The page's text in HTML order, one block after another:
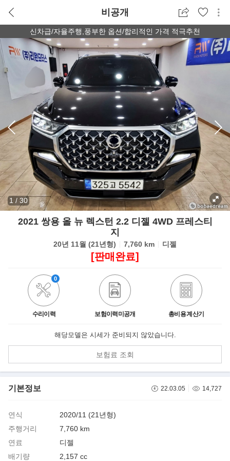
비공개
신차급/자율주행,풍부한 옵션/합리적인 가격 적극추천
1 / 30
2021 쌍용 올 뉴 렉스턴 2.2 디젤 4WD 프레스티
지
20년 11월 (21년형) 7,760 km 디젤
[판매완료]
수리이력
0
보험이력미공개 총비용 계산기
해당모델은 시세가 준비되지 않았습니다.
보험료 조회
기본정보 22.03.05 14,727
연식
2020/11 (21년형)
주행거리
7,760 km
연료
디젤
배기량
2,157 cc